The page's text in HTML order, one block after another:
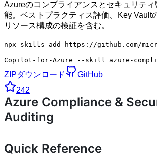
Azureのコンプライアンスとセキュリテ
能。ベストプラクティス評価、Key Vault
リソース構成の検証を含む。
npx skills add https://github.com/
Copilot-for-Azure --skill azure-
ZIPダウンロード
GitHub
242
Azure Compliance &
Auditing
Quick Reference